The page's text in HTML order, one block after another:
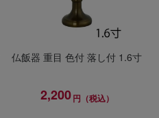
仏飯器 重目 色付 落し付 1.6寸
2,200円（税込）